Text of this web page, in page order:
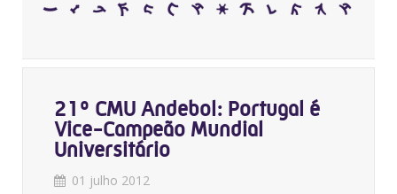
21º CMU Andebol: Portugal é
Vice-Campeão Mundial
Universitário
01 julho 2012